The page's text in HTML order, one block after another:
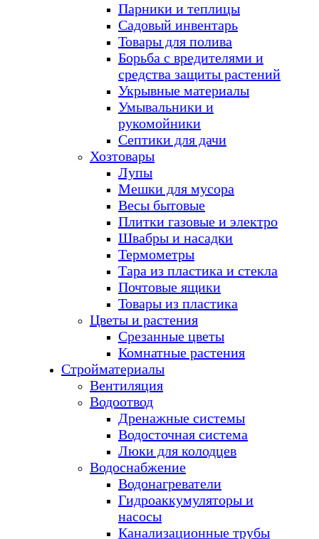
Парники и теплицы
Садовый инвентарь
Товары для полива
Борьба с вредителями и
средства защиты растений
Укрывные материалы
Умывальники и
рукомойники
Септики для дачи
Хозтовары
Лупы
Мешки для мусора
Весы бытовые
Плитки газовые и электро
Швабры и насадки
Термометры
Тара из пластика и стекла
Почтовые ящики
Товары из пластика
Цветы и растения
Срезанные цветы
Комнатные растения
Стройматериалы
Вентиляция
Водоотвод
Дренажные системы
Водосточная система
Люки для колодцев
Водоснабжение
Водонагреватели
Гидроаккумуляторы и
насосы
Канализационные трубы